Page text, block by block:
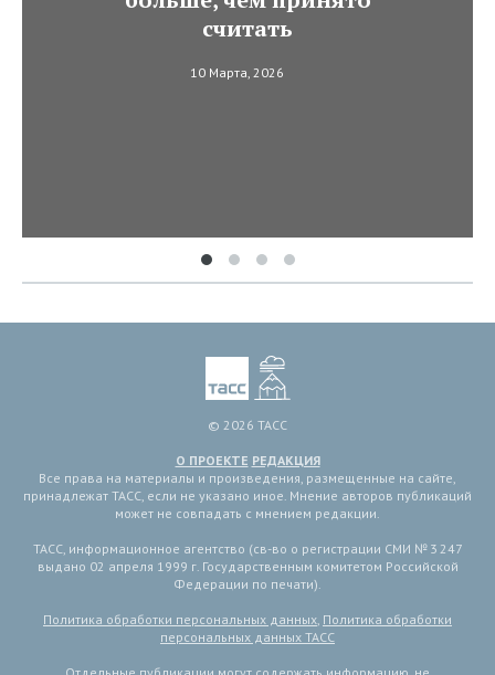
считать
10 Марта, 2026
© 2026 ТАСС
О ПРОЕКТЕ РЕДАКЦИЯ
Все права на материалы и произведения, размещенные на сайте,
принадлежат ТАСС, если не указано иное. Мнение авторов публикаций
может не совпадать с мнением редакции.
ТАСС, информационное агентство (св-во о регистрации СМИ № 3 247
выдано 02 апреля 1999 г. Государственным комитетом Российской
Федерации по печати).
Политика обработки персональных данных, Политика обработки
персональных данных ТАСС